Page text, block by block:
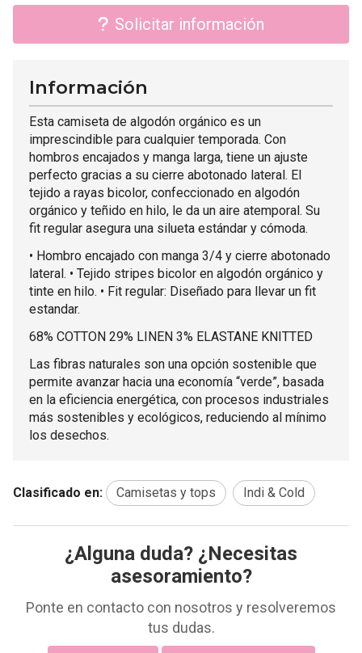
Solicitar información
Información
Esta camiseta de algodón orgánico es un
imprescindible para cualquier temporada. Con
hombros encajados y manga larga, tiene un ajuste
perfecto gracias a su cierre abotonado lateral. El
tejido a rayas bicolor, confeccionado en algodón
orgánico y teñido en hilo, le da un aire atemporal. Su
fit regular asegura una silueta estándar y cómoda.
• Hombro encajado con manga 3/4 y cierre abotonado
lateral. • Tejido stripes bicolor en algodón orgánico y
tinte en hilo. • Fit regular: Diseñado para llevar un fit
estandar.
68% COTTON 29% LINEN 3% ELASTANE KNITTED
Las fibras naturales son una opción sostenible que
permite avanzar hacia una economía “verde”, basada
en la eficiencia energética, con procesos industriales
más sostenibles y ecológicos, reduciendo al mínimo
los desechos.
Clasificado en: Camisetas y tops Indi & Cold
¿Alguna duda? ¿Necesitas
asesoramiento?
Ponte en contacto con nosotros y resolveremos
tus dudas.